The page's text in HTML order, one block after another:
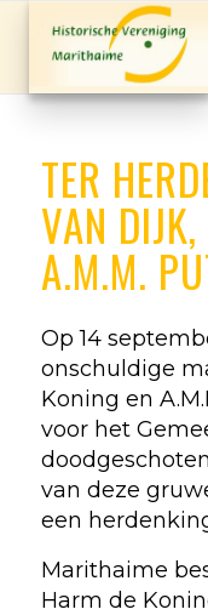
TER
VAN
A.M.M.
Op 14
onschuldige
Koning en
voor het
van deze
een
Marithaime
Harm de